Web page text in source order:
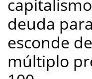
deuda
esconde
múltiplo